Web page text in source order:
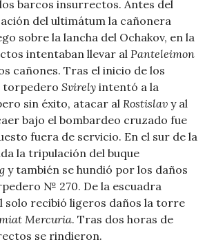
barcos insurrectos. Antes del
del ultimátum la cañonera
sobre la lancha del Ochakov, en la
intentaban llevar al Panteleimon
cañones. Tras el inicio de los
torpedero Svirely intentó a la
sin éxito, atacar al Rostislav y al
bajo el bombardeo cruzado fue
fuera de servicio. En el sur de la
la tripulación del buque
y también se hundió por los daños
№ 270. De la escuadra
solo recibió ligeros daños la torre
Mercuria. Tras dos horas de
se rindieron.